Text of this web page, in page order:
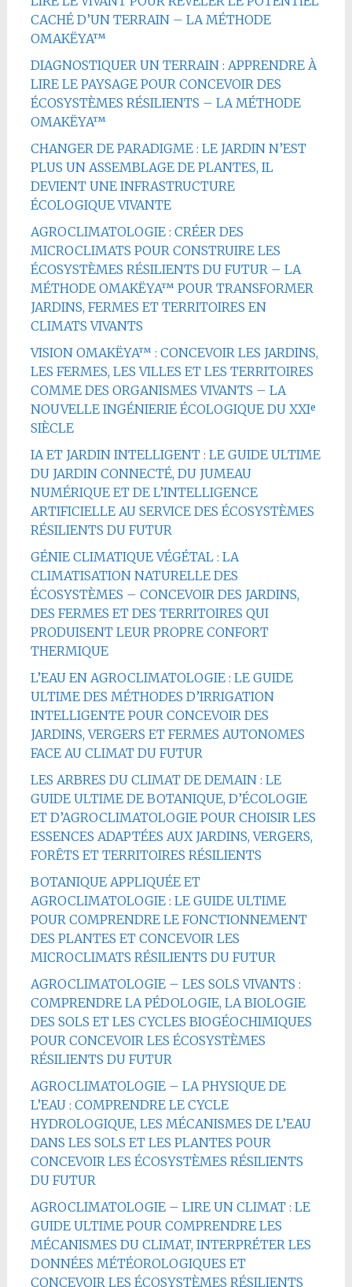
CACHÉ D’UN TERRAIN – LA MÉTHODE
OMAKËYA™
DIAGNOSTIQUER UN TERRAIN : APPRENDRE À
LIRE LE PAYSAGE POUR CONCEVOIR DES
ÉCOSYSTÈMES RÉSILIENTS – LA MÉTHODE
OMAKËYA™
CHANGER DE PARADIGME : LE JARDIN N’EST
PLUS UN ASSEMBLAGE DE PLANTES, IL
DEVIENT UNE INFRASTRUCTURE
ÉCOLOGIQUE VIVANTE
AGROCLIMATOLOGIE : CRÉER DES
MICROCLIMATS POUR CONSTRUIRE LES
ÉCOSYSTÈMES RÉSILIENTS DU FUTUR – LA
MÉTHODE OMAKËYA™ POUR TRANSFORMER
JARDINS, FERMES ET TERRITOIRES EN
CLIMATS VIVANTS
VISION OMAKËYA™ : CONCEVOIR LES JARDINS,
LES FERMES, LES VILLES ET LES TERRITOIRES
COMME DES ORGANISMES VIVANTS – LA
NOUVELLE INGÉNIERIE ÉCOLOGIQUE DU XXIᵉ
SIÈCLE
IA ET JARDIN INTELLIGENT : LE GUIDE ULTIME
DU JARDIN CONNECTÉ, DU JUMEAU
NUMÉRIQUE ET DE L’INTELLIGENCE
ARTIFICIELLE AU SERVICE DES ÉCOSYSTÈMES
RÉSILIENTS DU FUTUR
GÉNIE CLIMATIQUE VÉGÉTAL : LA
CLIMATISATION NATURELLE DES
ÉCOSYSTÈMES – CONCEVOIR DES JARDINS,
DES FERMES ET DES TERRITOIRES QUI
PRODUISENT LEUR PROPRE CONFORT
THERMIQUE
L’EAU EN AGROCLIMATOLOGIE : LE GUIDE
ULTIME DES MÉTHODES D’IRRIGATION
INTELLIGENTE POUR CONCEVOIR DES
JARDINS, VERGERS ET FERMES AUTONOMES
FACE AU CLIMAT DU FUTUR
LES ARBRES DU CLIMAT DE DEMAIN : LE
GUIDE ULTIME DE BOTANIQUE, D’ÉCOLOGIE
ET D’AGROCLIMATOLOGIE POUR CHOISIR LES
ESSENCES ADAPTÉES AUX JARDINS, VERGERS,
FORÊTS ET TERRITOIRES RÉSILIENTS
BOTANIQUE APPLIQUÉE ET
AGROCLIMATOLOGIE : LE GUIDE ULTIME
POUR COMPRENDRE LE FONCTIONNEMENT
DES PLANTES ET CONCEVOIR LES
MICROCLIMATS RÉSILIENTS DU FUTUR
AGROCLIMATOLOGIE – LES SOLS VIVANTS :
COMPRENDRE LA PÉDOLOGIE, LA BIOLOGIE
DES SOLS ET LES CYCLES BIOGÉOCHIMIQUES
POUR CONCEVOIR LES ÉCOSYSTÈMES
RÉSILIENTS DU FUTUR
AGROCLIMATOLOGIE – LA PHYSIQUE DE
L’EAU : COMPRENDRE LE CYCLE
HYDROLOGIQUE, LES MÉCANISMES DE L’EAU
DANS LES SOLS ET LES PLANTES POUR
CONCEVOIR LES ÉCOSYSTÈMES RÉSILIENTS
DU FUTUR
AGROCLIMATOLOGIE – LIRE UN CLIMAT : LE
GUIDE ULTIME POUR COMPRENDRE LES
MÉCANISMES DU CLIMAT, INTERPRÉTER LES
DONNÉES MÉTÉOROLOGIQUES ET
CONCEVOIR LES ÉCOSYSTÈMES RÉSILIENTS